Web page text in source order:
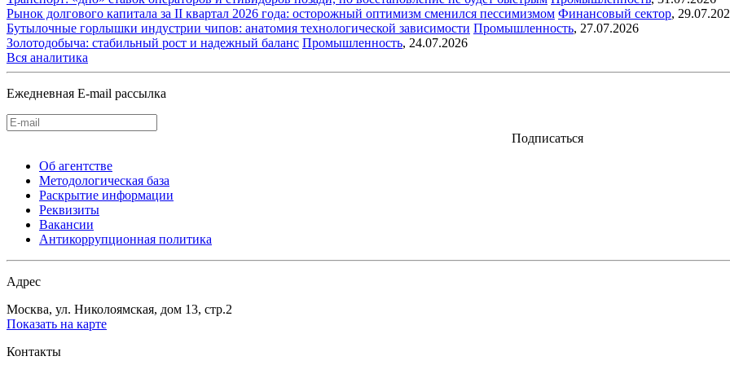
Рынок долгового капитала за II квартал 2026 года: осторожный оптимизм сменился пессимизмом Финансовый сектор,
Бутылочные горлышки индустрии чипов: анатомия технологической зависимости Промышленность, 27.07.2026
Золотодобыча: стабильный рост и надежный баланс Промышленность, 24.07.2026
Вся аналитика
Ежедневная E-mail рассылка
Подписаться
Об агентстве
Методологическая база
Раскрытие информации
Реквизиты
Вакансии
Антикоррупционная политика
Адрес
Москва, ул. Николоямская, дом 13, стр.2
Показать на карте
Контакты